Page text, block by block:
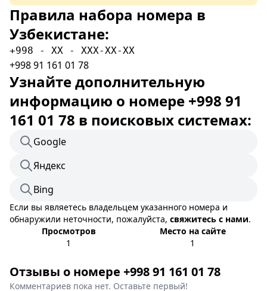
Правила набора номера в
Узбекистане:
+998 - XX - XXX-XX-XX
+998 91 161 01 78
Узнайте дополнительную
информацию о номере +998 91
161 01 78 в поисковых системах:
Google
Яндекс
Bing
Если вы являетесь владельцем указанного номера и
обнаружили неточности, пожалуйста, свяжитесь с нами.
Просмотров
1
Место на сайте
1
Отзывы о номере +998 91 161 01 78
Комментариев пока нет. Оставьте первый!